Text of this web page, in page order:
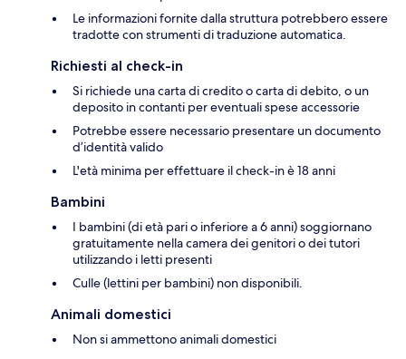
Le informazioni fornite dalla struttura potrebbero essere
tradotte con strumenti di traduzione automatica.
Richiesti al check-in
Si richiede una carta di credito o carta di debito, o un
deposito in contanti per eventuali spese accessorie
Potrebbe essere necessario presentare un documento
d’identità valido
L'età minima per effettuare il check-in è 18 anni
Bambini
I bambini (di età pari o inferiore a 6 anni) soggiornano
gratuitamente nella camera dei genitori o dei tutori
utilizzando i letti presenti
Culle (lettini per bambini) non disponibili.
Animali domestici
Non si ammettono animali domestici